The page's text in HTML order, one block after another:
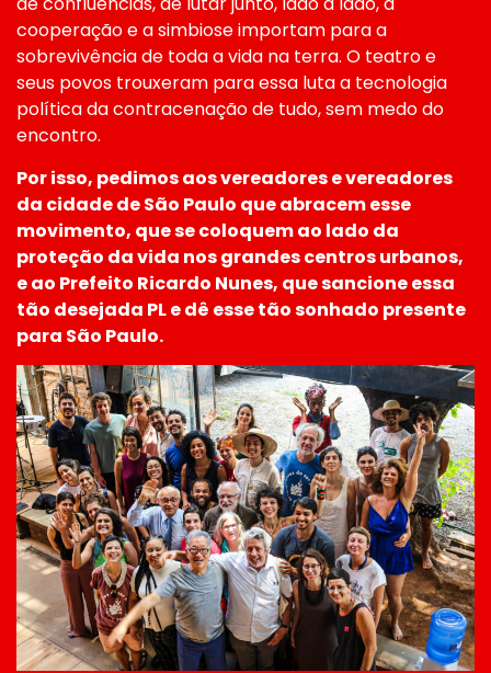
cooperação e a simbiose importam para a
sobrevivência de toda a vida na terra. O teatro e
seus povos trouxeram para essa luta a tecnologia
política da contracenação de tudo, sem medo do
encontro.
Por isso, pedimos aos vereadores e vereadores
da cidade de São Paulo que abracem esse
movimento, que se coloquem ao lado da
proteção da vida nos grandes centros urbanos,
e ao Prefeito Ricardo Nunes, que sancione essa
tão desejada PL e dê esse tão sonhado presente
para São Paulo.